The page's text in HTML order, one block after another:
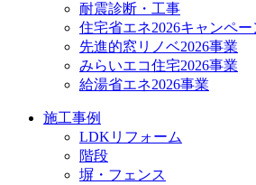
耐震診断・工事
住宅省エネ2026キャンペー
先進的窓リノベ2026事業
みらいエコ住宅2026事業
給湯省エネ2026事業
施工事例
LDKリフォーム
階段
塀・フェンス